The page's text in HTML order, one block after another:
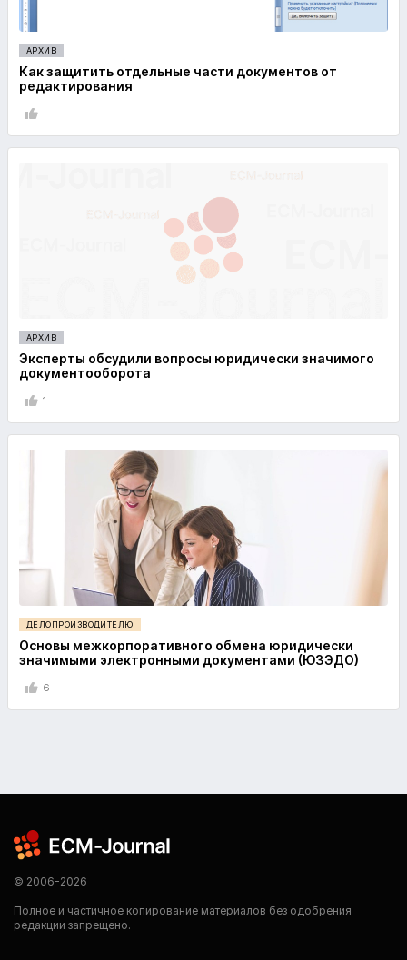
АРХИВ
Как защитить отдельные части документов от
редактирования
АРХИВ
Эксперты обсудили вопросы юридически значимого
документооборота
1
ДЕЛОПРОИЗВОДИТЕЛЮ
Основы межкорпоративного обмена юридически
значимыми электронными документами (ЮЗЭДО)
6
© 2006-2026
Полное и частичное копирование материалов без одобрения
редакции запрещено.